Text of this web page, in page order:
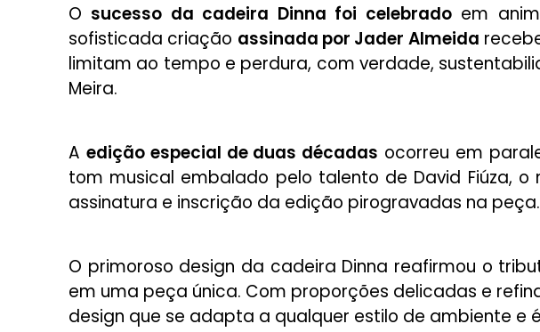
O sucesso da cadeira Dinna foi celebradoem
sofisticada criação assinada por Jader Almeida
limitam ao tempo e perdura, com verdade,
Meira.
A edição especial de duas décadas ocorreu em
tom musical embalado pelo talento de David Fiúza,
assinatura e inscrição da edição pirogravadas na peça.
O primoroso design da cadeira Dinna reafirmou o
em uma peça única. Com proporções delicadas e
design que se adapta a qualquer estilo de ambiente e